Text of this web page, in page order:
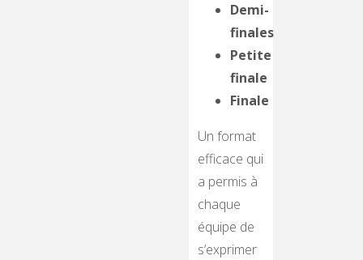
Demi-
finales
Petite
finale
Finale
Un format
efficace qui
a permis à
chaque
équipe de
s’exprimer